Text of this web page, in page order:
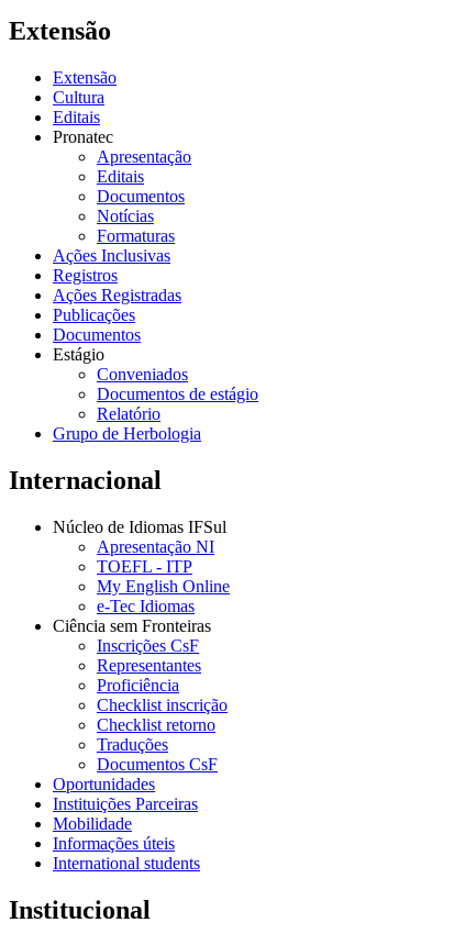
Extensão
Extensão
Cultura
Editais
Pronatec
Apresentação
Editais
Documentos
Notícias
Formaturas
Ações Inclusivas
Registros
Ações Registradas
Publicações
Documentos
Estágio
Conveniados
Documentos de estágio
Relatório
Grupo de Herbologia
Internacional
Núcleo de Idiomas IFSul
Apresentação NI
TOEFL - ITP
My English Online
e-Tec Idiomas
Ciência sem Fronteiras
Inscrições CsF
Representantes
Proficiência
Checklist inscrição
Checklist retorno
Traduções
Documentos CsF
Oportunidades
Instituições Parceiras
Mobilidade
Informações úteis
International students
Institucional